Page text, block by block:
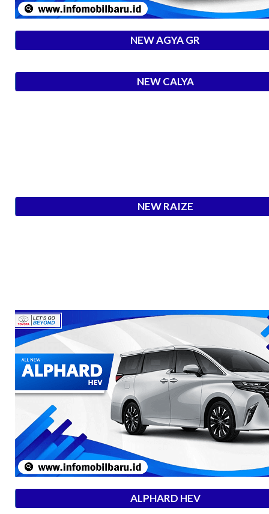
NEW AGYA GR
NEW CALYA
NEW RAIZE
ALPHARD HEV